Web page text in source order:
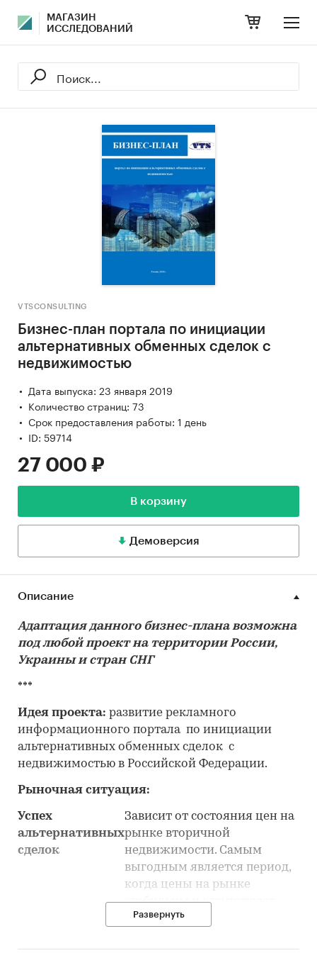
МАГАЗИН
ИССЛЕДОВАНИЙ
VTSCONSULTING
Бизнес-план портала по инициации
альтернативных обменных сделок с
недвижимостью
Дата выпуска: 23 января 2019
Количество страниц: 73
Срок предоставления работы: 1 день
ID: 59714
27 000 ₽
В корзину
Демоверсия
Описание
Адаптация данного бизнес-плана возможна
под любой проект на территории России,
Украины и стран СНГ
***
Идея проекта: развитие рекламного
информационного портала по инициации
альтернативных обменных сделок с
недвижимостью в Российской Федерации.
Рыночная ситуация:
Успех
альтернативных
сделок
Зависит от состояния цен на
рынке вторичной
недвижимости. Самым
выгодным является период,
когда цены на рынке
стабильны и отсутствуют
резкие колебания валюты
Развернуть